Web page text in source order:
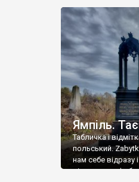
бруньками, кози
делікатес. На
різноманітних
Ямпіль.
Табличка і
польський.
нам себе відразу
віднести до